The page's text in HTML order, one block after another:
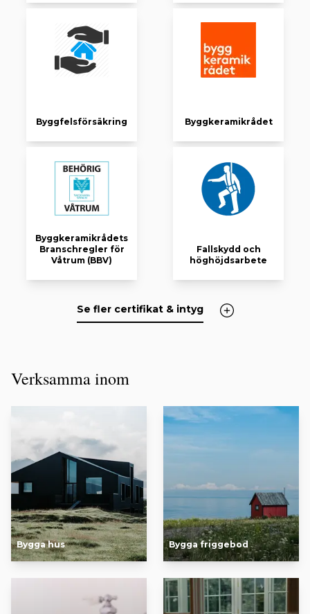
Byggfelsförsäkring Byggkeramikrådet
Byggkeramikrådets
Branschregler för
Våtrum (BBV)
Fallskydd och
höghöjdsarbete
Se fler certifikat & intyg
Verksamma inom
Bygga hus Bygga friggebod